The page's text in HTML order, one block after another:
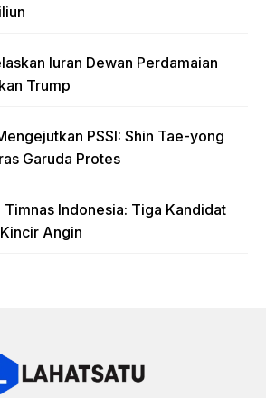
Iuran Dewan Perdamaian
Trump
PSSI: Shin Tae-yong
Garuda Protes
Timnas Indonesia: Tiga Kandidat
Angin